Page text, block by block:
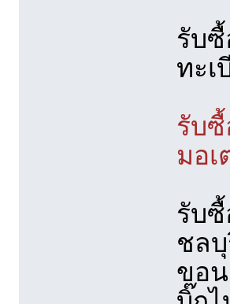
รับ
ทะ
รับ
มอ
รับ
ชล
ขอ